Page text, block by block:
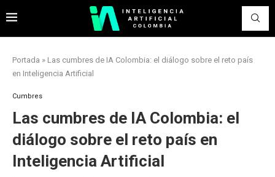
Portada » Las cumbres de IA Colombia: el diálogo sobre el reto país
en Inteligencia Artificial
Cumbres
Las cumbres de IA Colombia: el
diálogo sobre el reto país en
Inteligencia Artificial